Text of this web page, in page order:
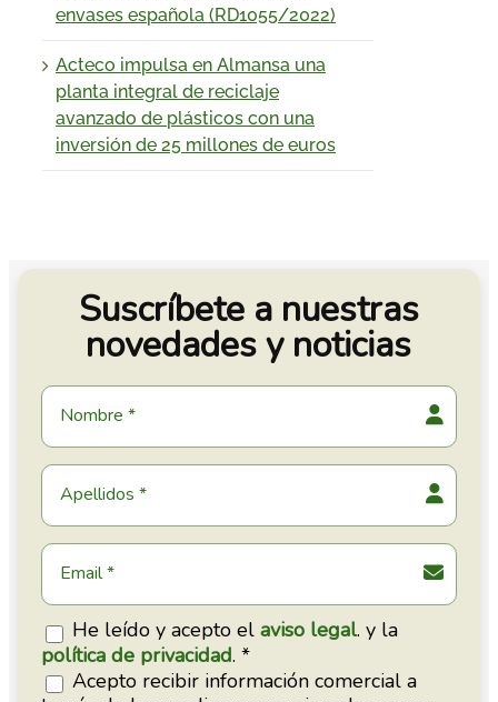
envases española (RD1055/2022)
Acteco impulsa en Almansa una
planta integral de reciclaje
avanzado de plásticos con una
inversión de 25 millones de euros